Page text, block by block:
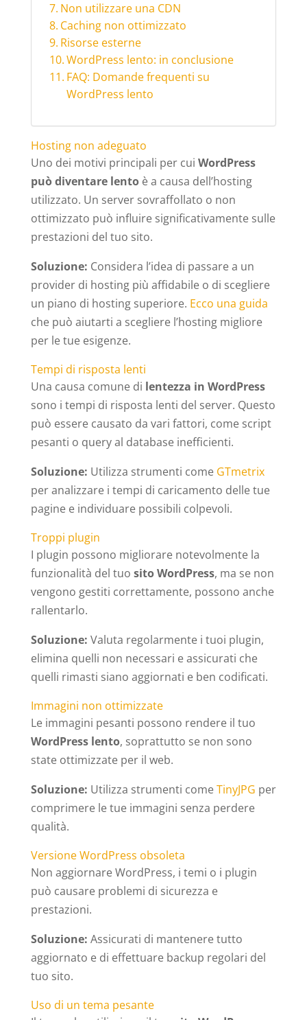
Non utilizzare una CDN
Caching non ottimizzato
Risorse esterne
WordPress lento: in conclusione
FAQ: Domande frequenti su
WordPress lento
Hosting non adeguato
Uno dei motivi principali per cui WordPress
può diventare lentoè a causa dell’hosting
utilizzato. Un server sovraffollato o non
ottimizzato può influire significativamente sulle
prestazioni del tuo sito.
Soluzione: Considera l’idea di passare a un
provider di hosting più affidabile o di scegliere
un piano di hosting superiore. Ecco una guida
che può aiutarti a scegliere l’hosting migliore
per le tue esigenze.
Tempi di risposta lenti
Una causa comune di lentezza in WordPress
sono i tempi di risposta lenti del server. Questo
può essere causato da vari fattori, come script
pesanti o query al database inefficienti.
Soluzione: Utilizza strumenti come GTmetrix
per analizzare i tempi di caricamento delle tue
pagine e individuare possibili colpevoli.
Troppi plugin
I plugin possono migliorare notevolmente la
funzionalità del tuo sito WordPress, ma se non
vengono gestiti correttamente, possono anche
rallentarlo.
Soluzione: Valuta regolarmente i tuoi plugin,
elimina quelli non necessari e assicurati che
quelli rimasti siano aggiornati e ben codificati.
Immagini non ottimizzate
Le immagini pesanti possono rendere il tuo
WordPress lento, soprattutto se non sono
state ottimizzate per il web.
Soluzione: Utilizza strumenti comeTinyJPG per
comprimere le tue immagini senza perdere
qualità.
Versione WordPress obsoleta
Non aggiornare WordPress, i temi o i plugin
può causare problemi di sicurezza e
prestazioni.
Soluzione: Assicurati di mantenere tutto
aggiornato e di effettuare backup regolari del
tuo sito.
Uso di un tema pesante